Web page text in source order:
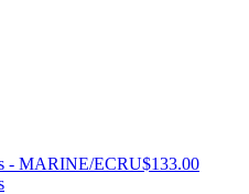
- MARINE/ECRU$133.00